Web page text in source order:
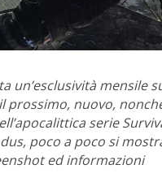
un’esclusività mensile
prossimo, nuovo,
serie
poco a poco si
ed informazioni